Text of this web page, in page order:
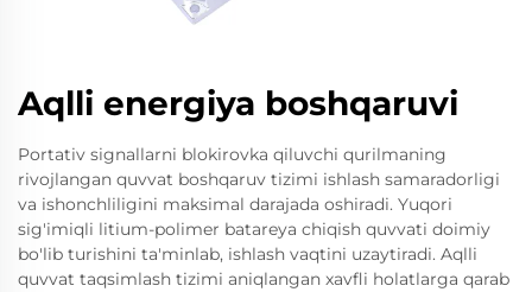
Aqlli energiya boshqaruvi
Portativ signallarni blokirovka qiluvchi qurilmaning
rivojlangan quvvat boshqaruv tizimi ishlash samaradorligi
va ishonchliligini maksimal darajada oshiradi. Yuqori
sig'imiqli litium-polimer batareya chiqish quvvati doimiy
bo'lib turishini ta'minlab, ishlash vaqtini uzaytiradi. Aqlli
quvvat taqsimlash tizimi aniqlangan xavfli holatlarga qarab